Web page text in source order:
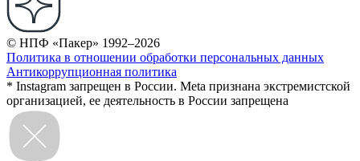
© НПФ «Пакер» 1992–2026
Политика в отношении обработки персональных данных
Антикоррупционная политика
* Instagram запрещен в России. Meta признана экстремистской
организацией, ее деятельность в России запрещена